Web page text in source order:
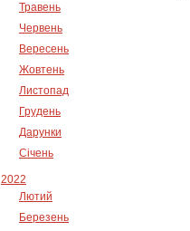
Травень
Червень
Вересень
Жовтень
Листопад
Грудень
Дарунки
Січень
2022
Лютий
Березень